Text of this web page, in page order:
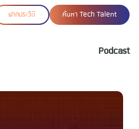
ฝากประวัติ ค้นหา Tech Talent
Podcast